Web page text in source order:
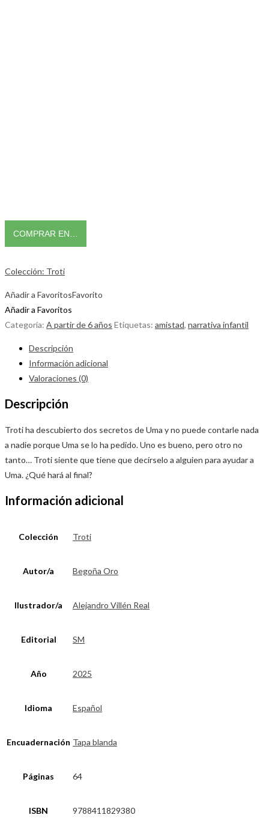
COMPRAR EN…
Colección: Troti
Añadir a FavoritosFavorito
Añadir a Favoritos
Categoría: A partir de 6 años Etiquetas: amistad, narrativa infantil
Descripción
Información adicional
Valoraciones (0)
Descripción
Troti ha descubierto dos secretos de Uma y no puede contarle nada
a nadie porque Uma se lo ha pedido. Uno es bueno, pero otro no
tanto… Troti siente que tiene que decírselo a alguien para ayudar a
Uma. ¿Qué hará al final?
Información adicional
Colección Troti
Autor/a Begoña Oro
Ilustrador/a Alejandro Villén Real
Editorial SM
Año 2025
Idioma Español
Encuadernación Tapa blanda
Páginas 64
ISBN 9788411829380